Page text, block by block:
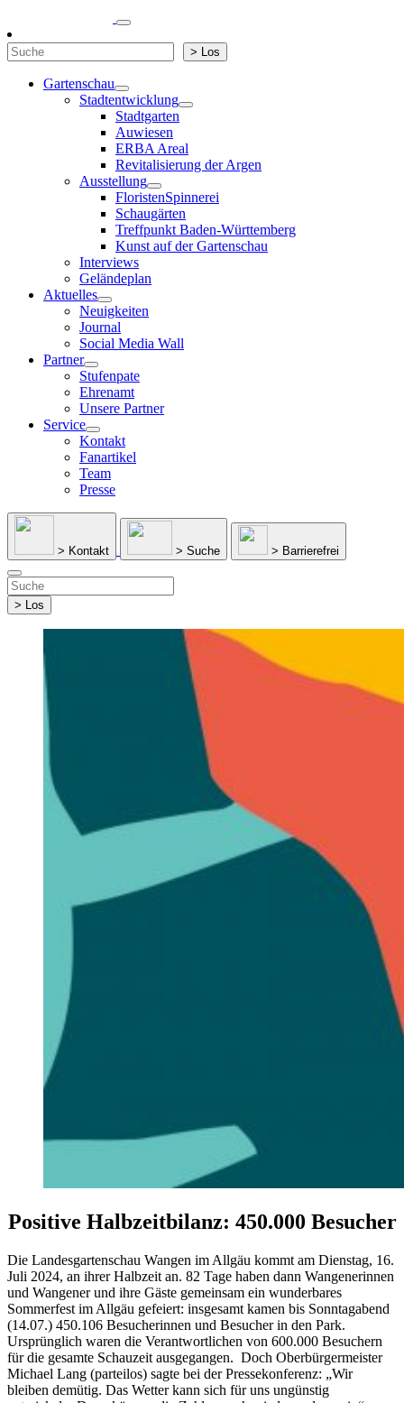
Suchen > Los
Gartenschau
Stadtentwicklung
Stadtgarten
Auwiesen
ERBA Areal
Revitalisierung der Argen
Ausstellung
FloristenSpinnerei
Schaugärten
Treffpunkt Baden-Württemberg
Kunst auf der Gartenschau
Interviews
Geländeplan
Aktuelles
Neuigkeiten
Journal
Social Media Wall
Partner
Stufenpate
Ehrenamt
Unsere Partner
Service
Kontakt
Fanartikel
Team
Presse
> Kontakt > Suche > Barrierefrei
Positive Halbzeitbilanz: 450.000 Besucher
Die Landesgartenschau Wangen im Allgäu kommt am Dienstag, 16.
Juli 2024, an ihrer Halbzeit an. 82 Tage haben dann Wangenerinnen
und Wangener und ihre Gäste gemeinsam ein wunderbares
Sommerfest im Allgäu gefeiert: insgesamt kamen bis Sonntagabend
(14.07.) 450.106 Besucherinnen und Besucher in den Park.
Ursprünglich waren die Verantwortlichen von 600.000 Besuchern
für die gesamte Schauzeit ausgegangen. Doch Oberbürgermeister
Michael Lang (parteilos) sagte bei der Pressekonferenz: „Wir
bleiben demütig. Das Wetter kann sich für uns ungünstig